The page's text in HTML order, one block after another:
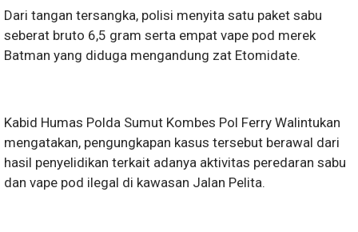
Dari tangan tersangka, polisi menyita satu paket sabu
seberat bruto 6,5 gram serta empat vape pod merek
Batman yang diduga mengandung zat Etomidate.
Kabid Humas Polda Sumut Kombes Pol Ferry Walintukan
mengatakan, pengungkapan kasus tersebut berawal dari
hasil penyelidikan terkait adanya aktivitas peredaran sabu
dan vape pod ilegal di kawasan Jalan Pelita.